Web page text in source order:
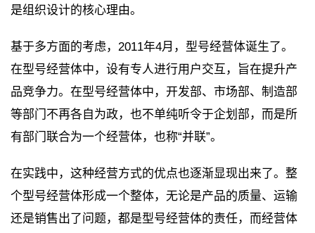
是组织设计的核心理由。
基于多方面的考虑，2011年4月，型号经营体诞生了。
在型号经营体中，设有专人进行用户交互，旨在提升产
品竞争力。在型号经营体中，开发部、市场部、制造部
等部门不再各自为政，也不单纯听令于企划部，而是所
有部门联合为一个经营体，也称“并联”。
在实践中，这种经营方式的优点也逐渐显现出来了。整
个型号经营体形成一个整体，无论是产品的质量、运输
还是销售出了问题，都是型号经营体的责任，而经营体